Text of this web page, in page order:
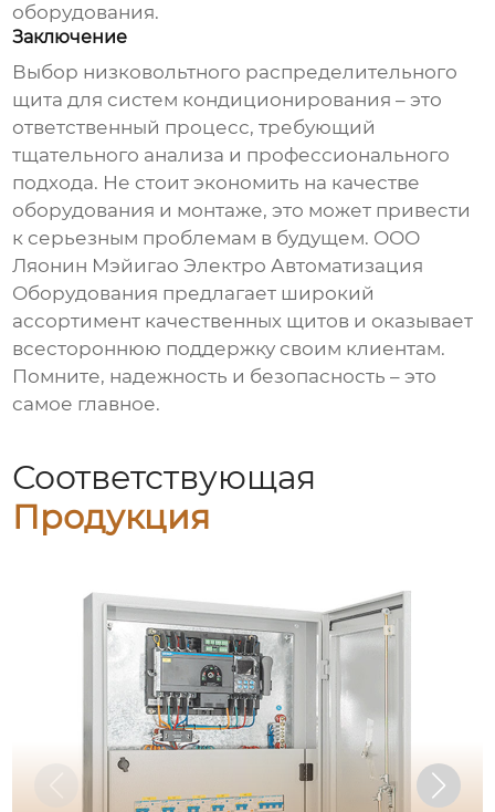
оборудования.
Заключение
Выбор низковольтного распределительного
щита для систем кондиционирования – это
ответственный процесс, требующий
тщательного анализа и профессионального
подхода. Не стоит экономить на качестве
оборудования и монтаже, это может привести
к серьезным проблемам в будущем. ООО
Ляонин Мэйигао Электро Автоматизация
Оборудования предлагает широкий
ассортимент качественных щитов и оказывает
всестороннюю поддержку своим клиентам.
Помните, надежность и безопасность – это
самое главное.
Соответствующая
Продукция